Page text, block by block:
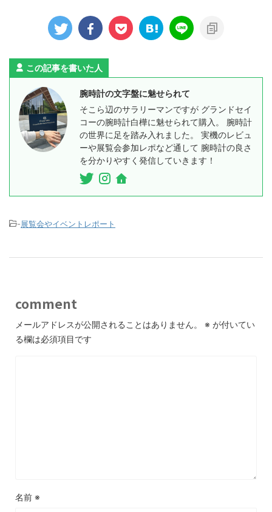
この記事を書いた人
腕時計の文字盤に魅せられて
そこら辺のサラリーマンですが グランドセイ
コーの腕時計白樺に魅せられて購入。 腕時計
の世界に足を踏み入れました。 実機のレビュ
ーや展覧会参加レポなど通して 腕時計の良さ
を分かりやすく発信していきます！
-展覧会やイベントレポート
comment
メールアドレスが公開されることはありません。 ※ が付いてい
る欄は必須項目です
名前 ※